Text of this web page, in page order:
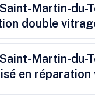
Martin-du-
double
Martin-du-
en réparation